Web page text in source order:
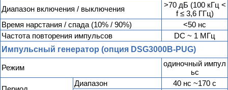
Диапазон включения / выключения
>70 дБ (100 кГц <
f ≤ 3,6 ГГц)
Время нарстания / спада (10% / 90%)
<50 нс
Частота повторения импульсов
DC ~ 1 МГц
Импульсный генератор (опция DSG3000B-PUG)
Режим
одиночный импул
ьс
Диапазон
40 нс ~170 с